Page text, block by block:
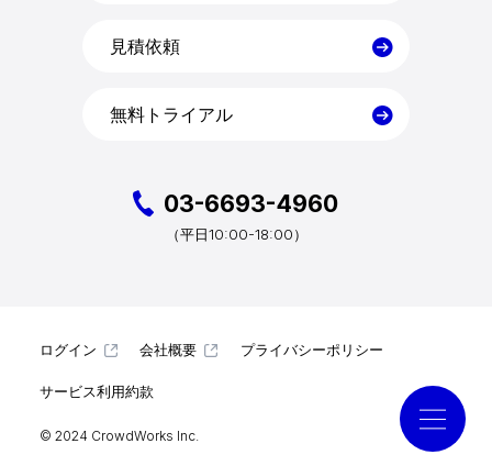
導入事例
コラム
お役立ち資料
資料請求
見積依頼
無料トライアル
03-6693-4960
（平日10:00-18:00）
ログイン 会社概要 プライバシーポリシー
サービス利用約款
© 2024 CrowdWorks Inc.